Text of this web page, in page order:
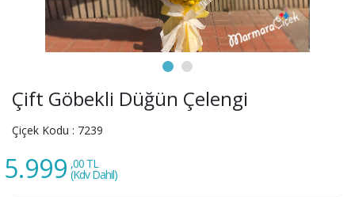
Çift Göbekli Düğün Çelengi
Çiçek Kodu : 7239
5.999 ,00 TL
(Kdv Dahil)